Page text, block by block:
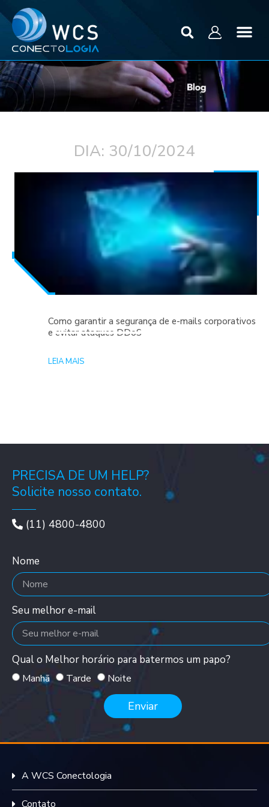
DIA: 30/10/2024
Como garantir a segurança de e-mails corporativos
e evitar ataques DDoS
LEIA MAIS
PRECISA DE UM HELP?
Solicite nosso contato.
(11) 4800-4800
Nome
Seu melhor e-mail
Qual o Melhor horário para batermos um papo?
Manhã Tarde Noite
Enviar
A WCS Conectologia
Contato